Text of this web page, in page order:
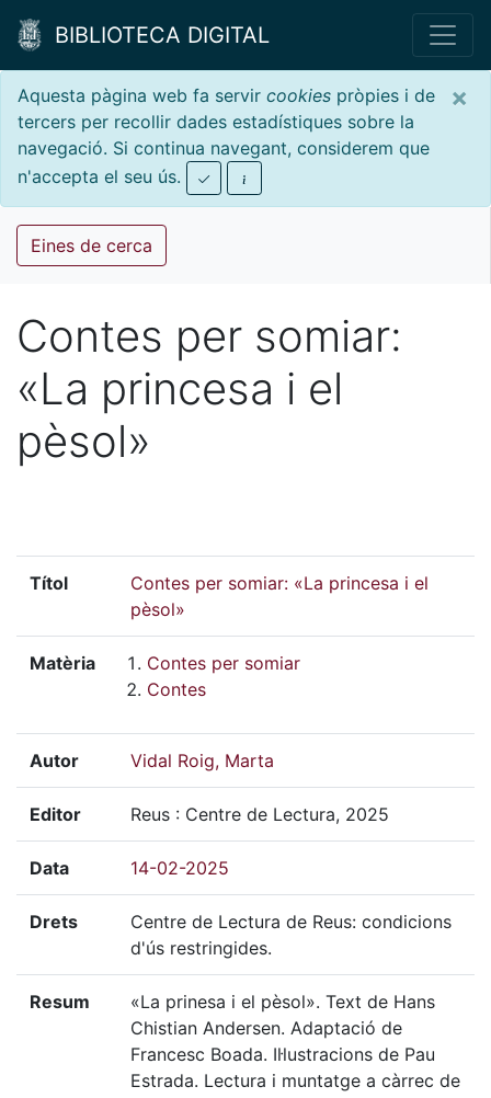
BIBLIOTECA DIGITAL
×
Aquesta pàgina web fa servir cookies pròpies i de
tercers per recollir dades estadístiques sobre la
navegació. Si continua navegant, considerem que
n'accepta el seu ús.
Eines de cerca
Contes per somiar:
«La princesa i el
pèsol»
Títol
Contes per somiar: «La princesa i el
pèsol»
Matèria
Contes per somiar
Contes
Autor Vidal Roig, Marta
Editor Reus : Centre de Lectura, 2025
Data 14-02-2025
Drets
Centre de Lectura de Reus: condicions
d'ús restringides.
Resum
«La prinesa i el pèsol». Text de Hans
Chistian Andersen. Adaptació de
Francesc Boada. Il·lustracions de Pau
Estrada. Lectura i muntatge a càrrec de